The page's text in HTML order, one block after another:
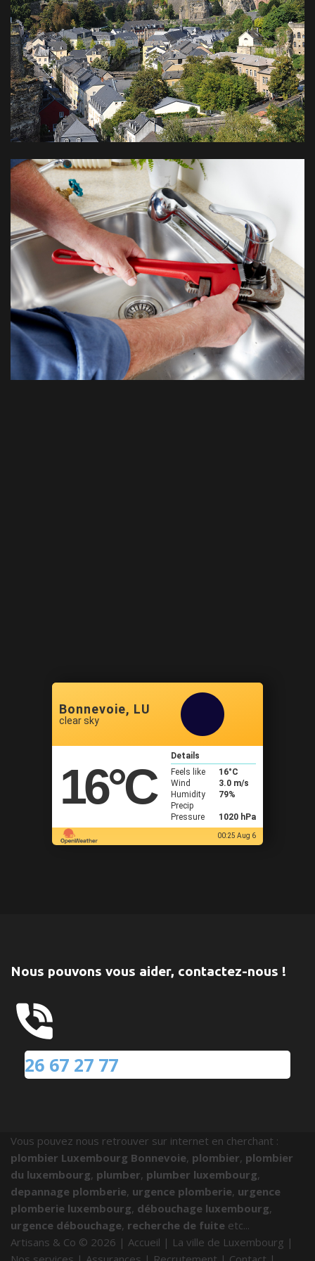
Bonnevoie, LU
clear sky
16°C
Details
Feels like
16°C
Wind
3.0 m/s
Humidity
79%
Precip
Pressure
1020 hPa
00:25 Aug 6
Nous pouvons vous aider, contactez-nous !
26 67 27 77
Vous pouvez nous retrouver sur internet en cherchant :
plombier Luxembourg Bonnevoie, plombier, plombier
du luxembourg, plumber, plumber luxembourg,
depannage plomberie, urgence plomberie, urgence
plomberie luxembourg, débouchage luxembourg,
urgence débouchage, recherche de fuite etc...
Artisans & Co © 2026 | Accueil | La ville de Luxembourg |